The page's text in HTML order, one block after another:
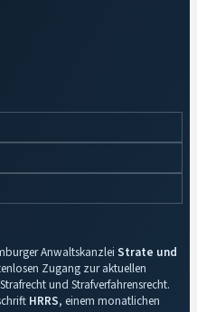
Anwaltskanzlei Strate und
Zugang zur aktuellen
und Strafverfahrensrecht.
HRRS, einem monatlichen